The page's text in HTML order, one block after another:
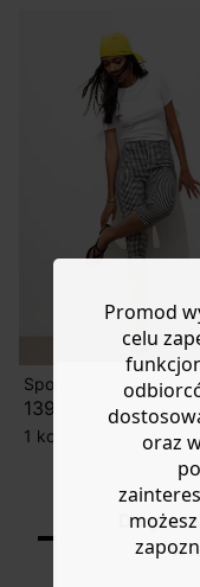
Do you
Spodnie capri w
139,90 zł
1 kolor
Promod
celu
oraz